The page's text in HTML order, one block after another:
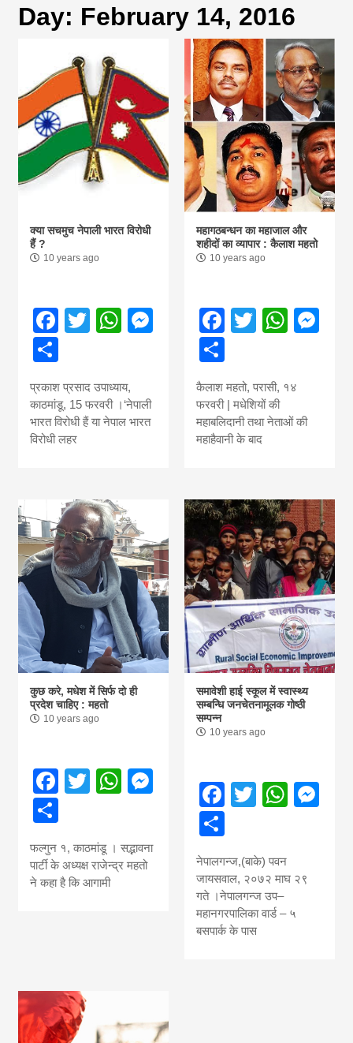
magazine of
Nepal brings
news in hindi
from
news,
khabar
Day: February 14, 2016
क्या सचमुच नेपाली भारत विरोधी
हैं ?
10 years ago
Facebook
TwitterWhatsApp
Messenger
प्रकाश प्रसाद उपाध्याय,
काठमांडू, 15 फरवरी ।‘नेपाली
भारत विरोधी हैं या नेपाल भारत
विरोधी लहर
महागठबन्धन का महाजाल और
शहीदों का व्यापार : कैलाश महतो
10 years ago
Facebook
Twitter
Share
कैलाश महतो, परासी, १४
फरवरी | मधेशियों की
महाबलिदानी तथा नेताओं की
महाहैवानी के बाद
कुछ करे, मधेश में सिर्फ दो ही
प्रदेश चाहिए : महतो
10 years ago
Facebook
TwitterWhatsApp
Messenger
फल्गुन १, काठमांडू । सद्भावना
पार्टी के अध्यक्ष राजेन्द्र महतो
ने कहा है कि आगामी
समावेशी हाई स्कूल में स्वास्थ्य
सम्बन्धि जनचेतनामूलक गोष्ठी
सम्पन्न
10 years ago
Facebook
Twitter
Share
नेपालगन्ज,(बाके) पवन
जायसवाल, २०७२ माघ २९
गते ।नेपालगन्ज उप–
महानगरपालिका वार्ड – ५
बसपार्क के पास